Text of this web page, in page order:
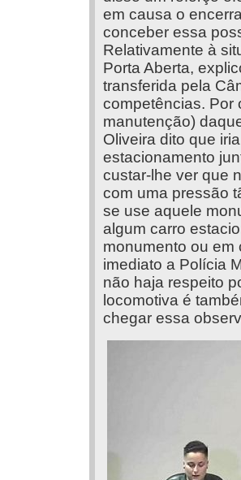
em causa o
conceber essa
Relativamente à
Porta Aberta,
transferida pela
competências. Por
manutenção)
Oliveira dito que
estacionamento
custar-lhe ver que
com uma pressão
se use aquele
algum carro
monumento ou em
imediato a Polícia
não haja respeito
locomotiva é
chegar essa